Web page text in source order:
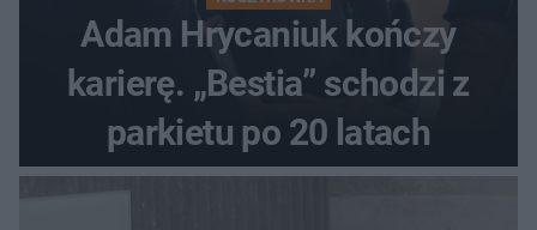
Adam Hrycaniuk kończy
karierę. „Bestia” schodzi z
parkietu po 20 latach